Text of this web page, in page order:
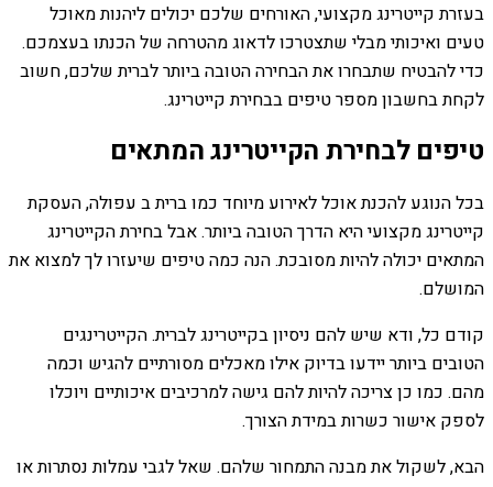
בעזרת קייטרינג מקצועי, האורחים שלכם יכולים ליהנות מאוכל
טעים ואיכותי מבלי שתצטרכו לדאוג מהטרחה של הכנתו בעצמכם.
כדי להבטיח שתבחרו את הבחירה הטובה ביותר לברית שלכם, חשוב
לקחת בחשבון מספר טיפים בבחירת קייטרינג.
טיפים לבחירת הקייטרינג המתאים
בכל הנוגע להכנת אוכל לאירוע מיוחד כמו ברית ב עפולה, העסקת
קייטרינג מקצועי היא הדרך הטובה ביותר. אבל בחירת הקייטרינג
המתאים יכולה להיות מסובכת. הנה כמה טיפים שיעזרו לך למצוא את
המושלם.
קודם כל, ודא שיש להם ניסיון בקייטרינג לברית. הקייטרינגים
הטובים ביותר יידעו בדיוק אילו מאכלים מסורתיים להגיש וכמה
מהם. כמו כן צריכה להיות להם גישה למרכיבים איכותיים ויוכלו
לספק אישור כשרות במידת הצורך.
הבא, לשקול את מבנה התמחור שלהם. שאל לגבי עמלות נסתרות או